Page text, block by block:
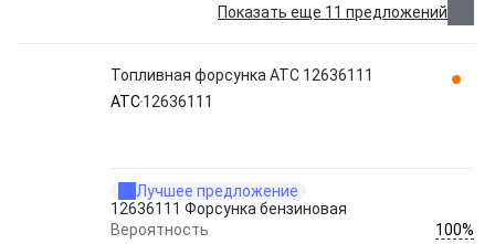
Показать еще 11 предложений
Топливная форсунка ATC 12636111
ATC12636111
Лучшее предложение
12636111 Форсунка бензиновая
Вероятность
100%